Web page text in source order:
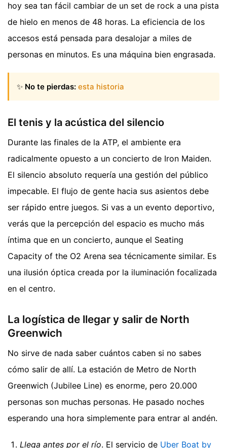
hoy sea tan fácil cambiar de un set de rock a una pista
de hielo en menos de 48 horas. La eficiencia de los
accesos está pensada para desalojar a miles de
personas en minutos. Es una máquina bien engrasada.
✨ No te pierdas: esta historia
El tenis y la acústica del silencio
Durante las finales de la ATP, el ambiente era
radicalmente opuesto a un concierto de Iron Maiden.
El silencio absoluto requería una gestión del público
impecable. El flujo de gente hacia sus asientos debe
ser rápido entre juegos. Si vas a un evento deportivo,
verás que la percepción del espacio es mucho más
íntima que en un concierto, aunque el Seating
Capacity of the O2 Arena sea técnicamente similar. Es
una ilusión óptica creada por la iluminación focalizada
en el centro.
La logística de llegar y salir de North
Greenwich
No sirve de nada saber cuántos caben si no sabes
cómo salir de allí. La estación de Metro de North
Greenwich (Jubilee Line) es enorme, pero 20.000
personas son muchas personas. He pasado noches
esperando una hora simplemente para entrar al andén.
Llega antes por el río. El servicio de Uber Boat by